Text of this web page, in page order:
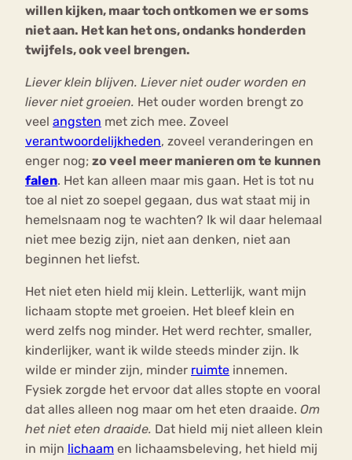
willen kijken, maar toch ontkomen we er soms
niet aan. Het kan het ons, ondanks honderden
twijfels, ook veel brengen.
Liever klein blijven. Liever niet ouder worden en
liever niet groeien. Het ouder worden brengt zo
veel angsten met zich mee. Zoveel
verantwoordelijkheden, zoveel veranderingen en
enger nog; zo veel meer manieren om te kunnen
falen. Het kan alleen maar mis gaan. Het is tot nu
toe al niet zo soepel gegaan, dus wat staat mij in
hemelsnaam nog te wachten? Ik wil daar helemaal
niet mee bezig zijn, niet aan denken, niet aan
beginnen het liefst.
Het niet eten hield mij klein. Letterlijk, want mijn
lichaam stopte met groeien. Het bleef klein en
werd zelfs nog minder. Het werd rechter, smaller,
kinderlijker, want ik wilde steeds minder zijn. Ik
wilde er minder zijn, minder ruimte innemen.
Fysiek zorgde het ervoor dat alles stopte en vooral
dat alles alleen nog maar om het eten draaide. Om
het niet eten draaide. Dat hield mij niet alleen klein
in mijn lichaam en lichaamsbeleving, het hield mij